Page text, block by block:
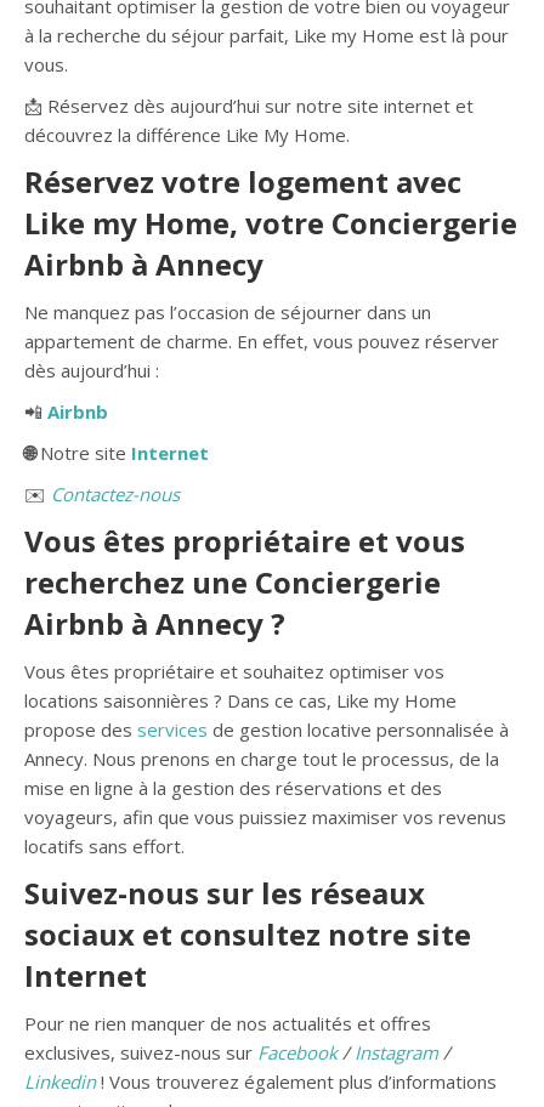
souhaitant optimiser la gestion de votre bien ou voyageur
à la recherche du séjour parfait, Like my Home est là pour
vous.
📩 Réservez dès aujourd’hui sur notre site internet et
découvrez la différence Like My Home.
Réservez votre logement avec
Like my Home, votre Conciergerie
Airbnb à Annecy
Ne manquez pas l’occasion de séjourner dans un
appartement de charme. En effet, vous pouvez réserver
dès aujourd’hui :
📲 Airbnb
🌐Notre site Internet
✉️ Contactez-nous
Vous êtes propriétaire et vous
recherchez une Conciergerie
Airbnb à Annecy ?
Vous êtes propriétaire et souhaitez optimiser vos
locations saisonnières ? Dans ce cas, Like my Home
propose des services de gestion locative personnalisée à
Annecy. Nous prenons en charge tout le processus, de la
mise en ligne à la gestion des réservations et des
voyageurs, afin que vous puissiez maximiser vos revenus
locatifs sans effort.
Suivez-nous sur les réseaux
sociaux et consultez notre site
Internet
Pour ne rien manquer de nos actualités et offres
exclusives, suivez-nous sur Facebook/Instagram /
Linkedin! Vous trouverez également plus d’informations